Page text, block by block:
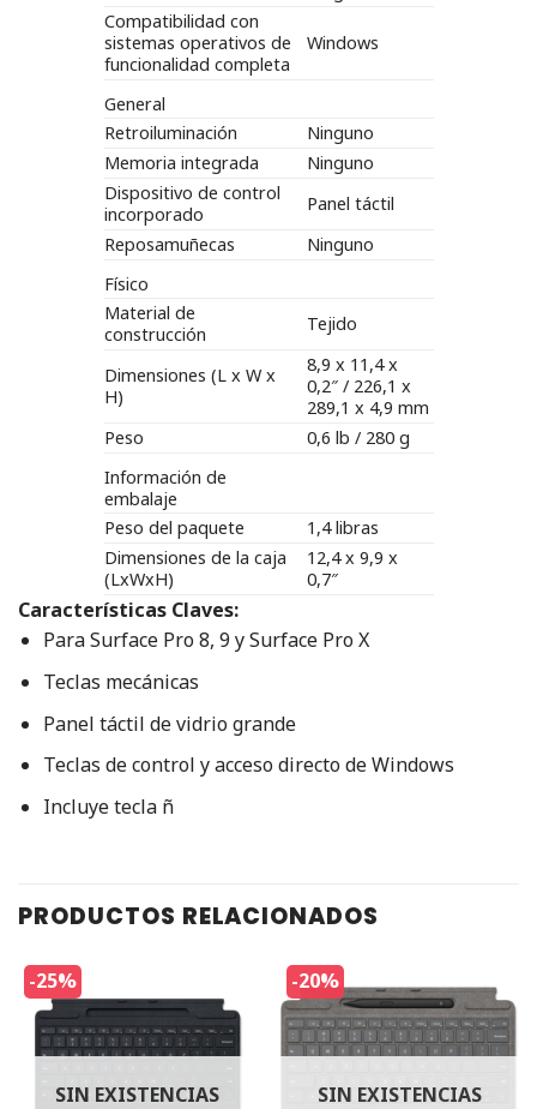
Compatibilidad con
sistemas operativos de
funcionalidad completa
Windows
General
Retroiluminación
Ninguno
Memoria integrada
Ninguno
Dispositivo de control
incorporado
Panel táctil
Reposamuñecas
Ninguno
Físico
Material de
construcción
Tejido
Dimensiones (L x W x
H)
8,9 x 11,4 x
0,2″ / 226,1 x
289,1 x 4,9 mm
Peso
0,6 lb / 280 g
Información de
embalaje
Peso del paquete
1,4 libras
Dimensiones de la caja
(LxWxH)
12,4 x 9,9 x
0,7″
Características Claves:
‎Para Surface Pro 8, 9 y Surface Pro X‎
‎Teclas mecánicas‎
‎Panel táctil de vidrio grande‎
‎Teclas de control y acceso directo de Windows
Incluye tecla ñ
PRODUCTOS RELACIONADOS
-25%
SIN EXISTENCIAS
-20%
SIN EXISTENCIAS